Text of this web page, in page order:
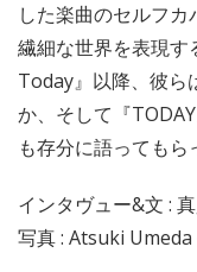
した楽曲のセルフ
繊細な世界を表現
Today』以降、彼ら
か、そして『
も存分に語ってもら
インタヴュー&文 :
写真 : Atsuki Umeda